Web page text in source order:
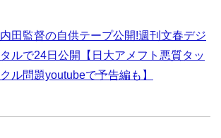
内田監督の自供テープ公開!週刊文春デジ
タルで24日公開【日大アメフト悪質タッ
クル問題youtubeで予告編も】